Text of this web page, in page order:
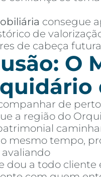
consegue
de
de cabeça
O
de
a região do
mesmo tempo,
avaliando
dou a todo